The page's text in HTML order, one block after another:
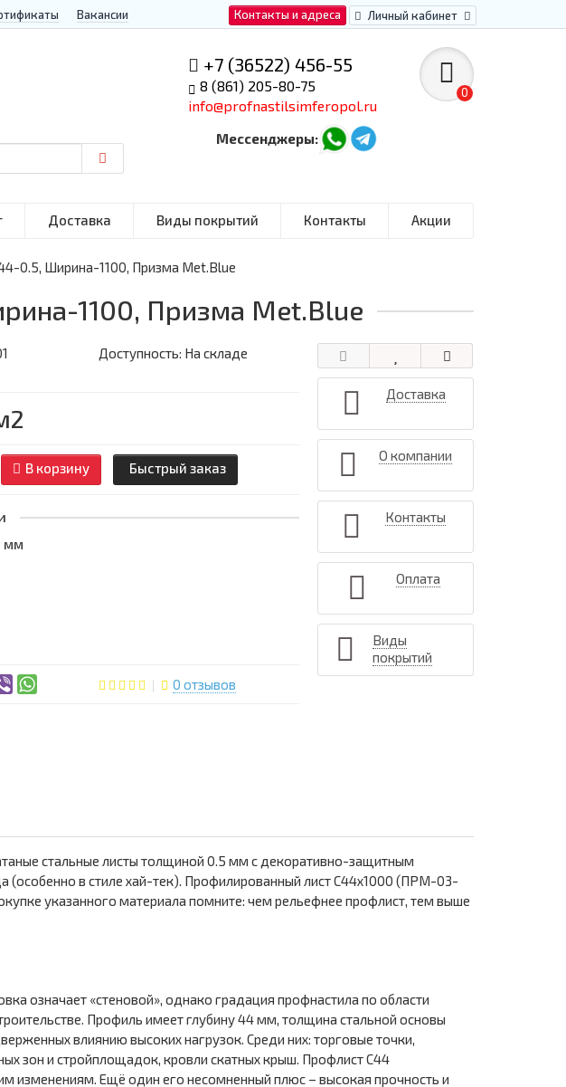
Контакты и адреса Личный кабинет
Вакансии
+7 (36522) 456-55
8 (861) 205-80-75
info@profnastilsimferopol.ru
Мессенджеры:
0
Доставка Виды покрытий Контакты Акции
0.5, Ширина-1100, Призма Met.Blue
1100, Призма Met.Blue
Доступность: На складе
В корзину Быстрый заказ
мм
0 отзывов
Доставка
О компании
Контакты
Оплата
Виды
покрытий
стальные листы толщиной 0.5 мм с декоративно-защитным
(особенно в стиле хай-тек). Профилированный лист С44х1000 (ПРМ-03-
указанного материала помните: чем рельефнее профлист, тем выше
означает «стеновой», однако градация профнастила по области
Профиль имеет глубину 44 мм, толщина стальной основы
влиянию высоких нагрузок. Среди них: торговые точки,
зон и стройплощадок, кровли скатных крыш. Профлист С44
изменениям. Ещё один его несомненный плюс – высокая прочность и